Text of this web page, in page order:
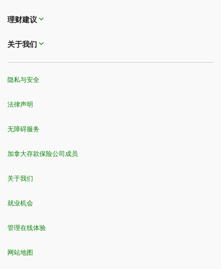
理财建议
关于我们
隐私与安全
法律声明
无障碍服务
加拿大存款保险公司成员
关于我们
就业机会
管理在线体验
网站地图